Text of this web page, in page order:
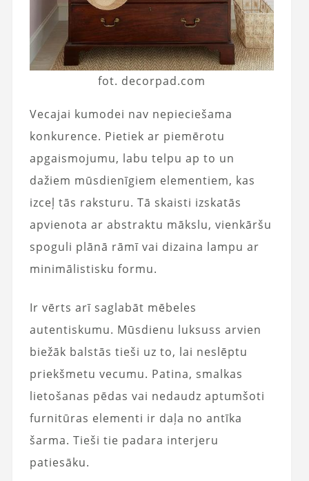
fot. decorpad.com
Vecajai kumodei nav nepieciešama
konkurence. Pietiek ar piemērotu
apgaismojumu, labu telpu ap to un
dažiem mūsdienīgiem elementiem, kas
izceļ tās raksturu. Tā skaisti izskatās
apvienota ar abstraktu mākslu, vienkāršu
spoguli plānā rāmī vai dizaina lampu ar
minimālistisku formu.
Ir vērts arī saglabāt mēbeles
autentiskumu. Mūsdienu luksuss arvien
biežāk balstās tieši uz to, lai neslēptu
priekšmetu vecumu. Patina, smalkas
lietošanas pēdas vai nedaudz aptumšoti
furnitūras elementi ir daļa no antīka
šarma. Tieši tie padara interjeru
patiesāku.